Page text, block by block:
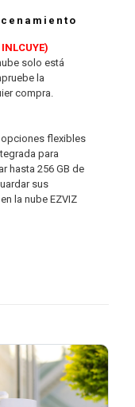
solo está
la
compra.
flexibles
para
hasta 256 GB de
sus
la nube EZVIZ